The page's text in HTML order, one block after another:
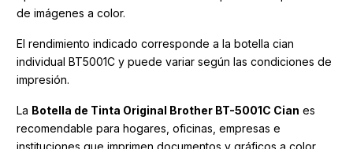
de imágenes a color.
El rendimiento indicado corresponde a la botella cian
individual BT5001C y puede variar según las condiciones de
impresión.
La Botella de Tinta Original Brother BT-5001C Cian es
recomendable para hogares, oficinas, empresas e
instituciones que imprimen documentos y gráficos a color